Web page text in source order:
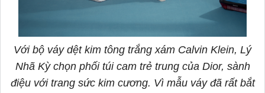
Với bộ váy dệt kim tông trắng xám Calvin Klein, Lý
Nhã Kỳ chọn phối túi cam trẻ trung của Dior, sành
điệu với trang sức kim cương. Vì mẫu váy đã rất bắt